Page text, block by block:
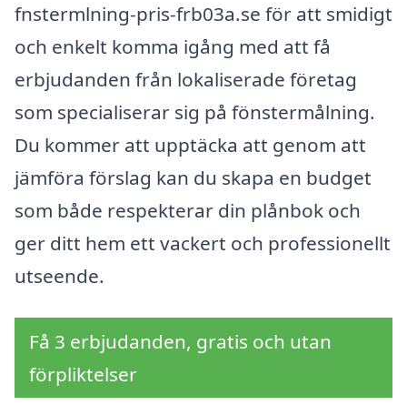
fnstermlning-pris-frb03a.se för att smidigt
och enkelt komma igång med att få
erbjudanden från lokaliserade företag
som specialiserar sig på fönstermålning.
Du kommer att upptäcka att genom att
jämföra förslag kan du skapa en budget
som både respekterar din plånbok och
ger ditt hem ett vackert och professionellt
utseende.
Få 3 erbjudanden, gratis och utan
förpliktelser